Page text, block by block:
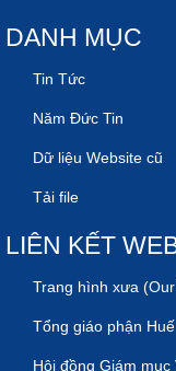
DANH MỤC
Tin Tức
Năm Đức Tin
Dữ liệu Website cũ
Tải file
LIÊN KẾT
Trang hình xưa
Tổng giáo phận Huế
Hội đồng Giám mục